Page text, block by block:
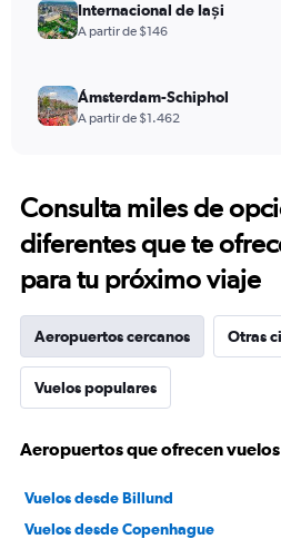
Internacional de Iași
A partir de $146
Ámsterdam-Schiphol
A partir de $1.462
Consulta miles de
diferentes que te
para tu próximo viaje
Aeropuertos cercanos Otras
Vuelos populares
Aeropuertos que ofrecen
Vuelos desde Billund
Vuelos desde Copenhague